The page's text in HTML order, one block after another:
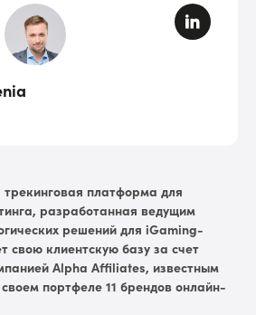
трекинговая платформа для
разработанная ведущим
решений для iGaming-
свою клиентскую базу за счет
Alpha Affiliates, известным
портфеле 11 брендов онлайн-